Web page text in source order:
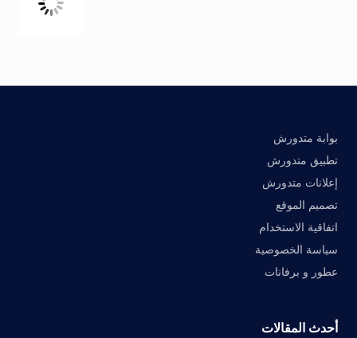
بوابة متدورش
تطبيق متدورش
إعلانات متدورش
تصميم الموقع
اتفاقية الاستخدام
سياسة الخصوصية
عطور و برفانات
أحدث المقالات